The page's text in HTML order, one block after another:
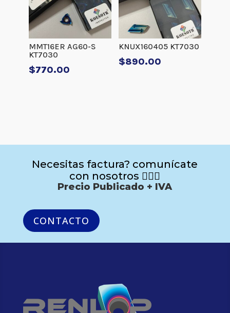
MMT16ER AG60-S
KT7030
$770.00
KNUX160405 KT7030
$890.00
Necesitas factura? comunícate
con nosotros 🙋🏻‍♂️
Precio Publicado + IVA
CONTACTO